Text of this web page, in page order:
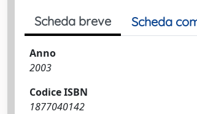
Scheda breve Scheda
Anno
2003
Codice ISBN
1877040142